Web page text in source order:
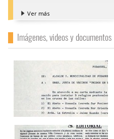
Ver más
Imágenes, videos y documentos